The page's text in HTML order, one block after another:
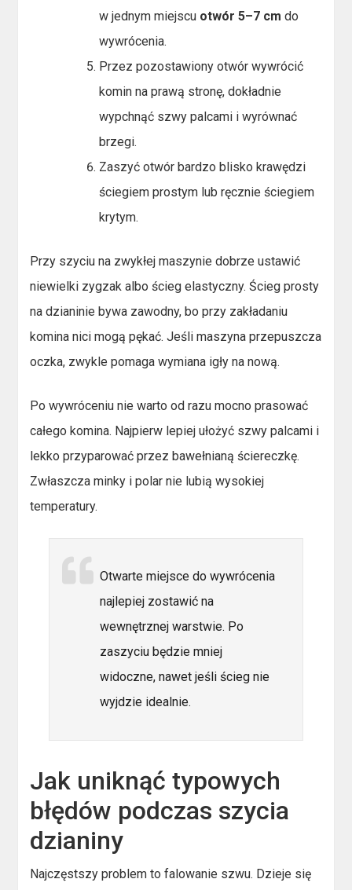
w jednym miejscu otwór 5–7 cm do
wywrócenia.
Przez pozostawiony otwór wywrócić
komin na prawą stronę, dokładnie
wypchnąć szwy palcami i wyrównać
brzegi.
Zaszyć otwór bardzo blisko krawędzi
ściegiem prostym lub ręcznie ściegiem
krytym.
Przy szyciu na zwykłej maszynie dobrze ustawić
niewielki zygzak albo ścieg elastyczny. Ścieg prosty
na dzianinie bywa zawodny, bo przy zakładaniu
komina nici mogą pękać. Jeśli maszyna przepuszcza
oczka, zwykle pomaga wymiana igły na nową.
Po wywróceniu nie warto od razu mocno prasować
całego komina. Najpierw lepiej ułożyć szwy palcami i
lekko przyparować przez bawełnianą ściereczkę.
Zwłaszcza minky i polar nie lubią wysokiej
temperatury.
Otwarte miejsce do wywrócenia
najlepiej zostawić na
wewnętrznej warstwie. Po
zaszyciu będzie mniej
widoczne, nawet jeśli ścieg nie
wyjdzie idealnie.
Jak uniknąć typowych
błędów podczas szycia
dzianiny
Najczęstszy problem to falowanie szwu. Dzieje się